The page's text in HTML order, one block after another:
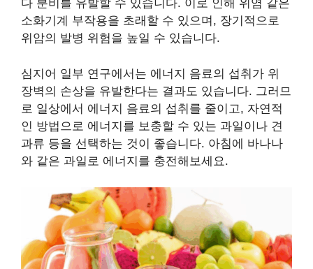
다 분비를 유발할 수 있습니다. 이로 인해 위염 같은
소화기계 부작용을 초래할 수 있으며, 장기적으로
위암의 발병 위험을 높일 수 있습니다.
심지어 일부 연구에서는 에너지 음료의 섭취가 위
장벽의 손상을 유발한다는 결과도 있습니다. 그러므
로 일상에서 에너지 음료의 섭취를 줄이고, 자연적
인 방법으로 에너지를 보충할 수 있는 과일이나 견
과류 등을 선택하는 것이 좋습니다. 아침에 바나나
와 같은 과일로 에너지를 충전해보세요.